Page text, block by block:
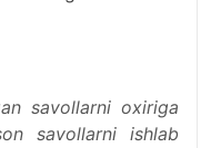
savollarni oxiriga
savollarni ishlab